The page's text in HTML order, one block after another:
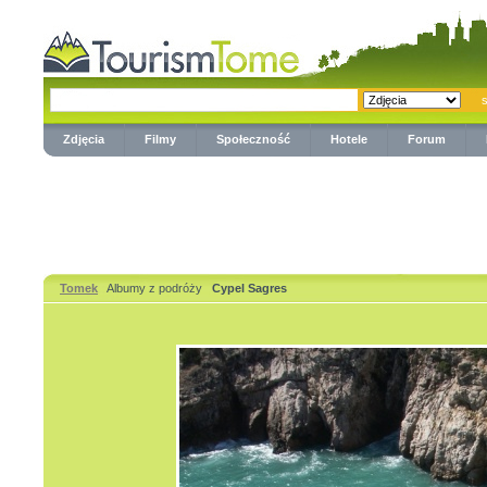
Zdjęcia Filmy Społeczność Hotele Forum
Tomek Albumy z podróży Cypel Sagres